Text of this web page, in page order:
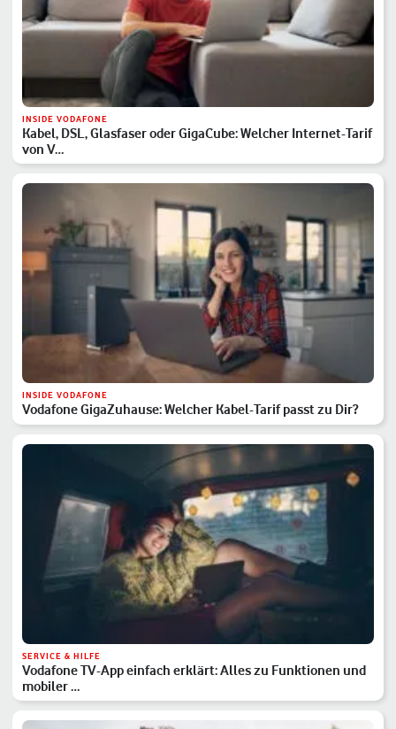
INSIDE VODAFONE
Kabel, DSL, Glasfaser oder GigaCube: Welcher Internet-Tarif
von V…
INSIDE VODAFONE
Vodafone GigaZuhause: Welcher Kabel-Tarif passt zu Dir?
SERVICE & HILFE
Vodafone TV-App einfach erklärt: Alles zu Funktionen und
mobiler …